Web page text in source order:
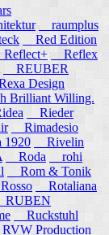
raumplus
Red Edition
Reflex
REUBER
Design
Brilliant Willing.
Rieder
Rimadesio
Rivelin
Roda
rohi
Rom & Tonik
Rotaliana
RUBEN
Ruckstuhl
Production